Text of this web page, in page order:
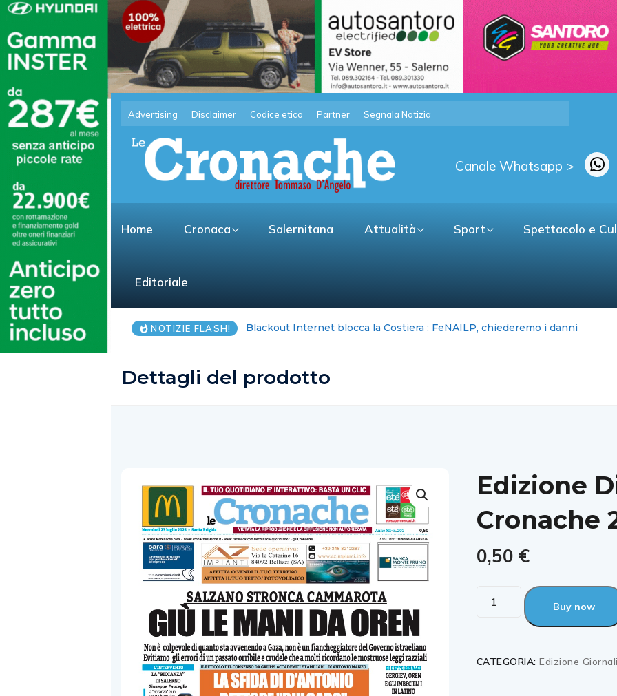
Advertising Disclaimer Codice etico Partner Segnala Notizia
Canale Whatsapp >
Home Cronaca Salernitana Attualità Sport Spettacolo e
Editoriale
NOTIZIE FLASH! Blackout Internet blocca la Costiera : FeNAILP, chiederemo i danni
Dettagli del prodotto
Edizione
Cronache
0,50 €
Buy now
CATEGORIA:Edizione